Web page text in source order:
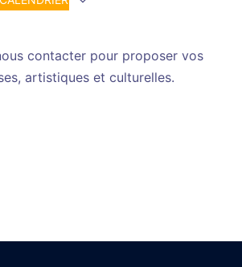
contacter pour proposer vos
artistiques et culturelles.